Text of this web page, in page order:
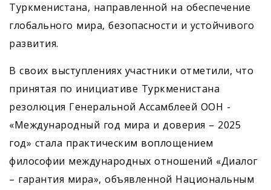
Туркменистана, направленной на обеспечение
глобального мира, безопасности и устойчивого
развития.
В своих выступлениях участники отметили, что
принятая по инициативе Туркменистана
резолюция Генеральной Ассамблеей ООН -
«Международный год мира и доверия – 2025
год» стала практическим воплощением
философии международных отношений «Диалог
– гарантия мира», объявленной Национальным